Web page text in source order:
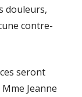
douleurs,
contre-
seront
Jeanne